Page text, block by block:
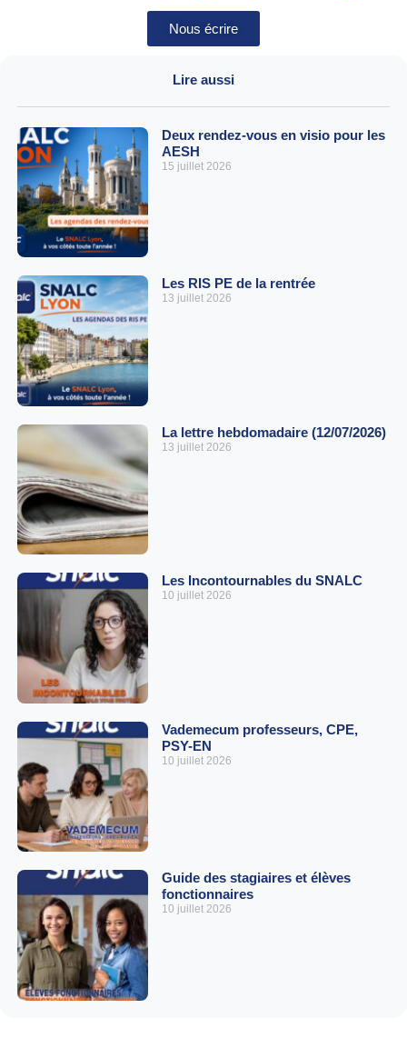
Nous écrire
Lire aussi
Deux rendez-vous en visio pour les
AESH
15 juillet 2026
Les RIS PE de la rentrée
13 juillet 2026
La lettre hebdomadaire (12/07/2026)
13 juillet 2026
Les Incontournables du SNALC
10 juillet 2026
Vademecum professeurs, CPE,
PSY-EN
10 juillet 2026
Guide des stagiaires et élèves
fonctionnaires
10 juillet 2026